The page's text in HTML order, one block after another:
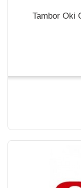
Tambor Oki